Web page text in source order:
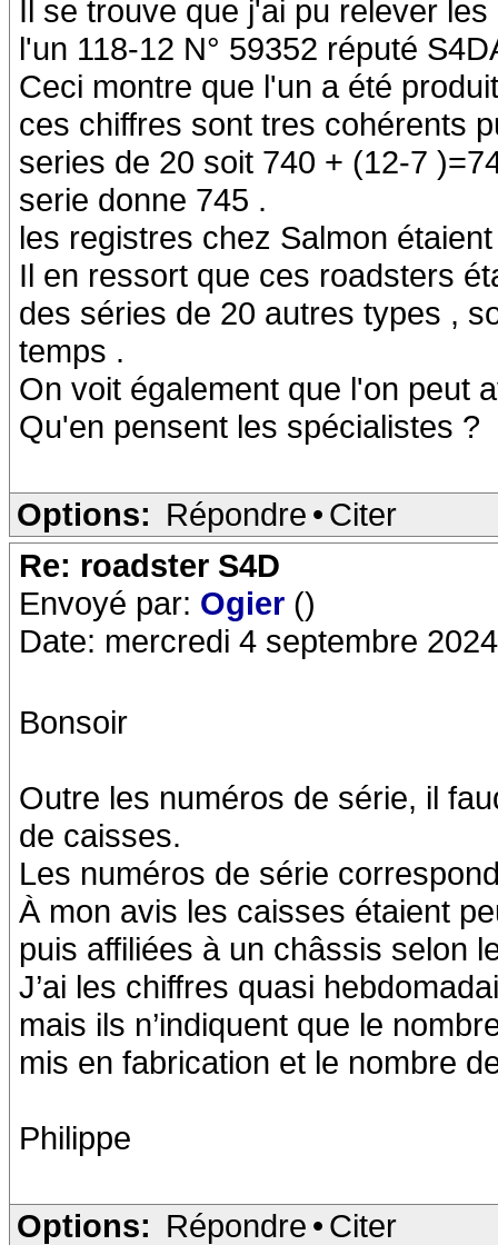
Il se trouve que j'ai pu relever
l'un 118-12 N° 59352 réputé
Ceci montre que l'un a été
ces chiffres sont tres cohérents
series de 20 soit 740 + (12-7
serie donne 745 .
les registres chez Salmon
Il en ressort que ces roadsters
des séries de 20 autres types ,
temps .
On voit également que l'on peut
Qu'en pensent les spécialistes ?
Options: Répondre • Citer
Re: roadster S4D
Envoyé par: Ogier ()
Date: mercredi 4 septembre
Bonsoir
Outre les numéros de série, il
de caisses.
Les numéros de série
À mon avis les caisses étaient
puis affiliées à un châssis selon
J’ai les chiffres quasi
mais ils n’indiquent que le
mis en fabrication et le nombre
Philippe
Options: Répondre • Citer